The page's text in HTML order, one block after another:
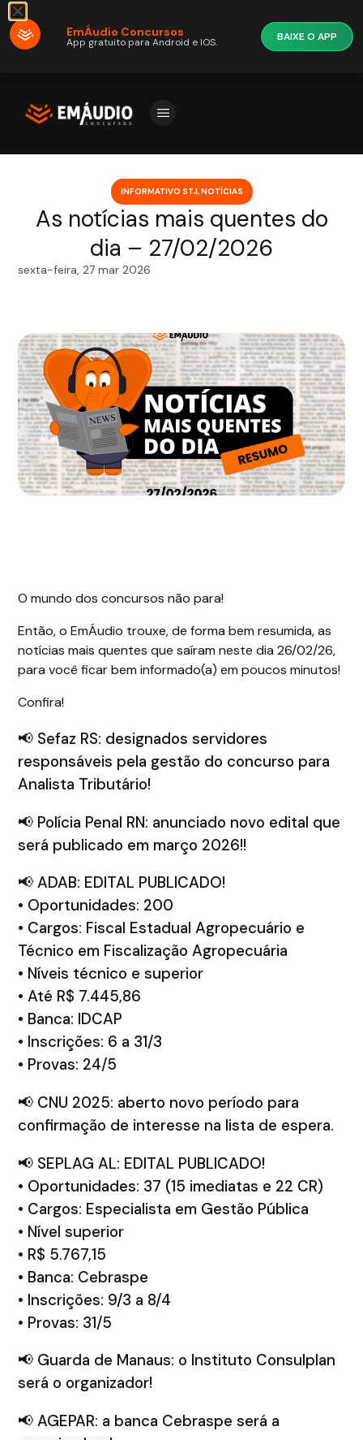
INFORMATIVO STJ,NOTÍCIAS
As notícias mais quentes do
dia – 27/02/2026
sexta-feira, 27 mar 2026
O mundo dos concursos não para!
Então, o EmÁudio trouxe, de forma bem resumida, as
notícias mais quentes que saíram neste dia 26/02/26,
para você ficar bem informado(a) em poucos minutos!
Confira!
📢 Sefaz RS: designados servidores
responsáveis pela gestão do concurso para
Analista Tributário!
📢 Polícia Penal RN: anunciado novo edital que
será publicado em março 2026!!
📢 ADAB: EDITAL PUBLICADO!
• Oportunidades: 200
• Cargos: Fiscal Estadual Agropecuário e
Técnico em Fiscalização Agropecuária
• Níveis técnico e superior
• Até R$ 7.445,86
• Banca: IDCAP
• Inscrições: 6 a 31/3
• Provas: 24/5
📢 CNU 2025: aberto novo período para
confirmação de interesse na lista de espera.
📢 SEPLAG AL: EDITAL PUBLICADO!
• Oportunidades: 37 (15 imediatas e 22 CR)
• Cargos: Especialista em Gestão Pública
• Nível superior
• R$ 5.767,15
• Banca: Cebraspe
• Inscrições: 9/3 a 8/4
• Provas: 31/5
📢 Guarda de Manaus: o Instituto Consulplan
será o organizador!
📢 AGEPAR: a banca Cebraspe será a
EmÁudio Concursos
App gratuito para Android e IOS. BAIXE O APP